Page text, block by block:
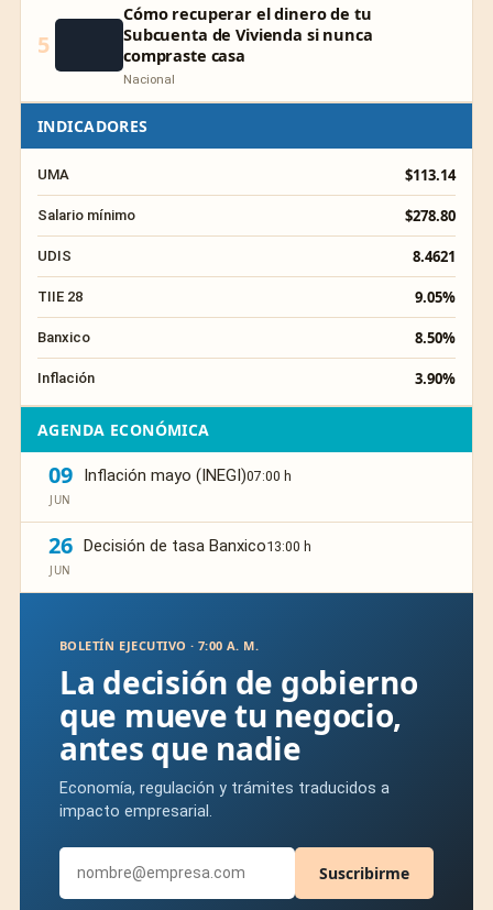
5
Cómo recuperar el dinero de tu
Subcuenta de Vivienda si nunca
compraste casa
Nacional
INDICADORES
UMA $113.14
Salario mínimo $278.80
UDIS 8.4621
TIIE 28 9.05%
Banxico 8.50%
Inflación 3.90%
AGENDA ECONÓMICA
09
JUN
Inflación mayo (INEGI)07:00 h
26
JUN
Decisión de tasa Banxico13:00 h
BOLETÍN EJECUTIVO · 7:00 A. M.
La decisión de gobierno
que mueve tu negocio,
antes que nadie
Economía, regulación y trámites traducidos a
impacto empresarial.
Suscribirme